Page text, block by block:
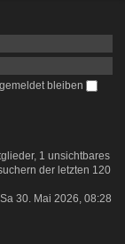
bleiben
1 unsichtbares
der letzten 120
30. Mai 2026, 08:28